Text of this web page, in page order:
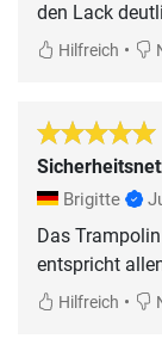
den Lack
Hilfreich •
Brigitte
Das
entspricht
Hilfreich •